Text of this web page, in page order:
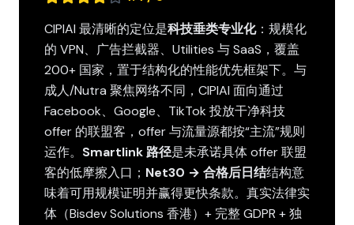
CIPIAI 最清晰的定位是科技垂类专业化：规模化
的 VPN、广告拦截器、Utilities 与 SaaS，覆盖
200+ 国家，置于结构化的性能优先框架下。与
成人/Nutra 聚焦网络不同，CIPIAI 面向通过
Facebook、Google、TikTok 投放干净科技
offer 的联盟客，offer 与流量源都按“主流”规则
运作。 Smartlink 路径是未承诺具体 offer 联盟
客的低摩擦入口； Net30 → 合格后日结结构意
味着可用规模证明并赢得更快条款。真实法律实
体（Bisdev Solutions 香港）+ 完整 GDPR + 独